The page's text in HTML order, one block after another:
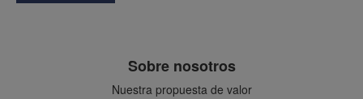
Sobre nosotros
Nuestra propuesta de valor